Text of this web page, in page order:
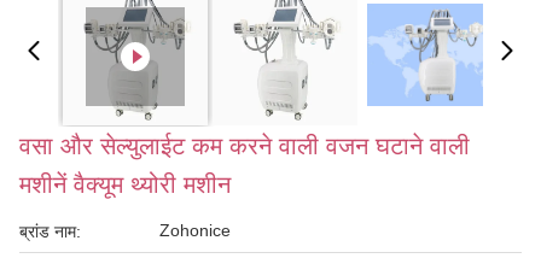
वसा और सेल्युलाईट कम करने वाली वजन घटाने वाली
मशीनें वैक्यूम थ्योरी मशीन
ब्रांड नाम: Zohonice